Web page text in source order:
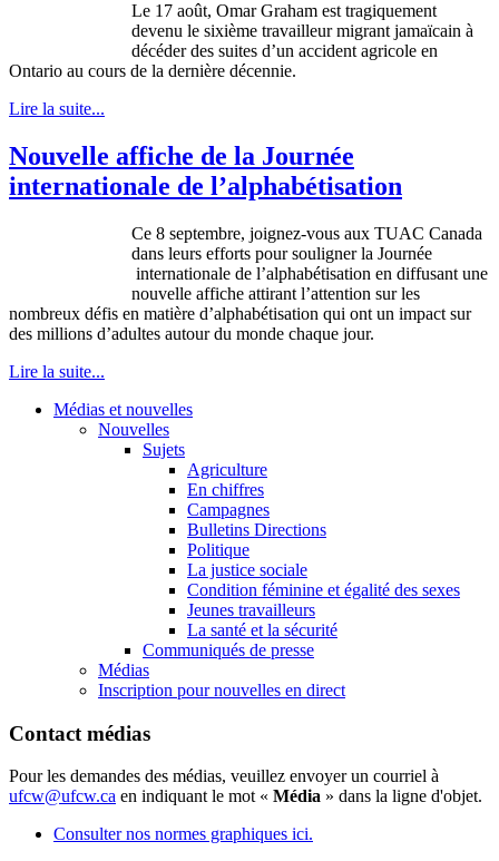
Le 17 août, Omar Graham est tragiquement
devenu le sixième travailleurmigrant jamaïcain à
décéderdes suites d’un accident agricole en
Ontario au cours de la dernière décennie.
Lire la suite...
Nouvelle affiche de la Journée
internationale de l’alphabétisation
Ce 8 septembre, joignez-vous aux TUAC Canada
dans leurs efforts poursoulignerla Journée
internationale de l’alphabétisation en diffusant une
nouvelle affiche attirant l’attention surles
nombreux défis en matière d’alphabétisation qui ont un impact sur
des millions d’adultes autourdu monde chaque jour.
Lire la suite...
Médias et nouvelles
Nouvelles
Sujets
Agriculture
En chiffres
Campagnes
Bulletins Directions
Politique
La justice sociale
Condition féminine et égalité des sexes
Jeunes travailleurs
La santé et la sécurité
Communiqués de presse
Médias
Inscription pour nouvelles en direct
Contact médias
Pour les demandes des médias, veuillez envoyer un courriel à
ufcw@ufcw.ca en indiquant le mot « Média » dans la ligne d'objet.
Consulter nos normes graphiques ici.